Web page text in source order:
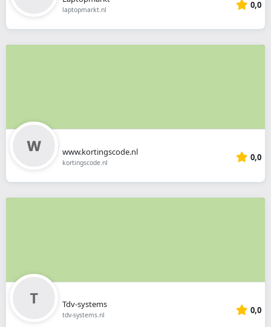
laptopmarkt.nl 0,0
www.kortingscode.nl
kortingscode.nl 0,0
Tdv-systems
tdv-systems.nl 0,0